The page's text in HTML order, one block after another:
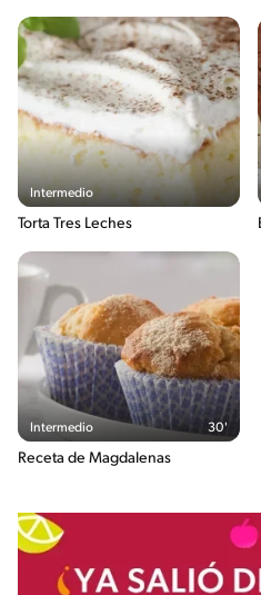
Intermedio
Torta Tres Leches
Intermedio 30'
Receta de Magdalenas